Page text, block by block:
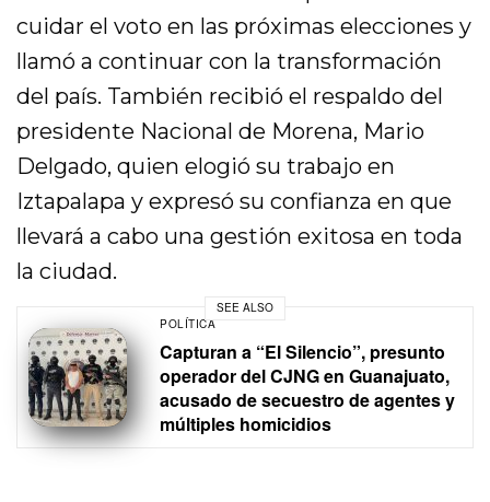
cuidar el voto en las próximas elecciones y
llamó a continuar con la transformación
del país. También recibió el respaldo del
presidente Nacional de Morena, Mario
Delgado, quien elogió su trabajo en
Iztapalapa y expresó su confianza en que
llevará a cabo una gestión exitosa en toda
la ciudad.
SEE ALSO
POLÍTICA
Capturan a “El Silencio”, presunto
operador del CJNG en Guanajuato,
acusado de secuestro de agentes y
múltiples homicidios